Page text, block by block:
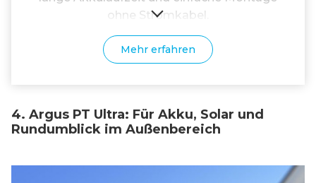
ohne Stromkabel.
Mehr erfahren
4. Argus PT Ultra: Für Akku, Solar und
Rundumblick im Außenbereich